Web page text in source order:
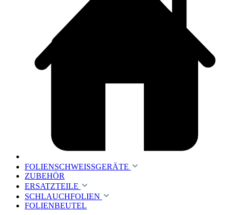
FOLIENSCHWEISSGERÄTE
ZUBEHÖR
ERSATZTEILE
SCHLAUCHFOLIEN
FOLIENBEUTEL